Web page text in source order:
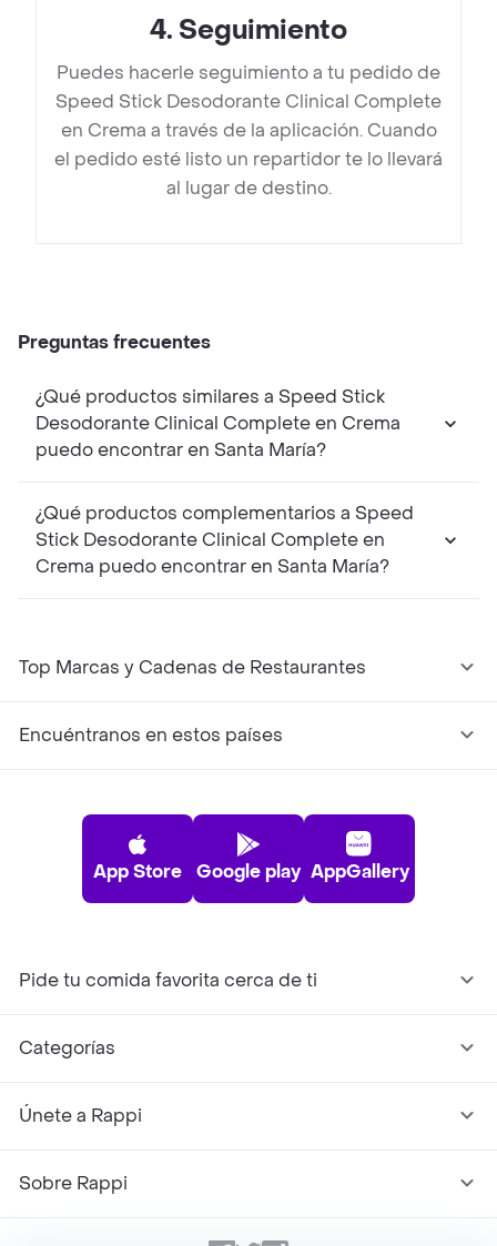
4. Seguimiento
Puedes hacerle seguimiento a tu pedido de
Speed Stick Desodorante Clinical Complete
en Crema a través de la aplicación. Cuando
el pedido esté listo un repartidor te lo llevará
al lugar de destino.
Preguntas frecuentes
¿Qué productos similares a Speed Stick
Desodorante Clinical Complete en Crema
puedo encontrar en Santa María?
¿Qué productos complementarios a Speed
Stick Desodorante Clinical Complete en
Crema puedo encontrar en Santa María?
Top Marcas y Cadenas de Restaurantes
Encuéntranos en estos países
App Store Google play AppGallery
Pide tu comida favorita cerca de ti
Categorías
Únete a Rappi
Sobre Rappi